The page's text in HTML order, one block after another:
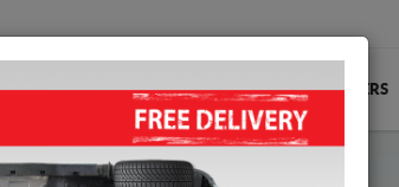
VERZENDING TERUGMELDING WEDERVERKOPERS